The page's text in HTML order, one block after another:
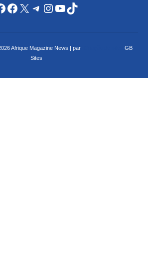
Facebook
X Telegram
Instagram
YouTube
TikTok
Afrique Magazine News | par
GB
Sites